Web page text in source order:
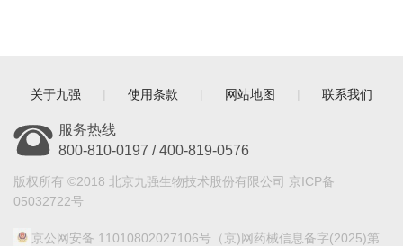
关于九强 | 使用条款 | 网站地图 | 联系我们
服务热线
800-810-0197 / 400-819-0576
版权所有 ©2018 北京九强生物技术股份有限公司 京ICP备
05032722号
京公网安备 11010802027106号 （京)网药械信息备字(2025)第